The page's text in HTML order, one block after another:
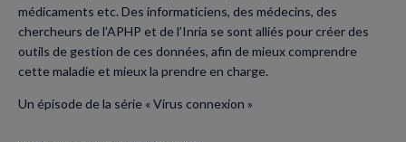
fenêtre)fenêtre)
médicaments etc. Des informaticiens, des médecins, des
chercheurs de l’APHP et de l’Inria se sont alliés pour créer des
outils de gestion de ces données, afin de mieux comprendre
cette maladie et mieux la prendre en charge.
Un épisode de la série « Virus connexion »